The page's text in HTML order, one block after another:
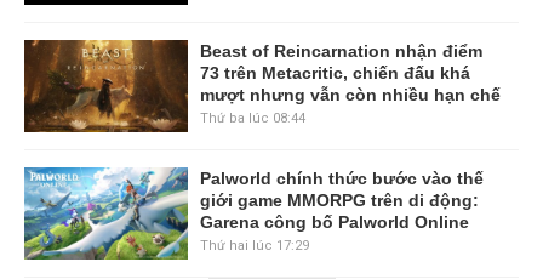
Beast of Reincarnation nhận điểm
73 trên Metacritic, chiến đấu khá
mượt nhưng vẫn còn nhiều hạn chế
Thứ ba lúc 08:44
Palworld chính thức bước vào thế
giới game MMORPG trên di động:
Garena công bố Palworld Online
Thứ hai lúc 17:29